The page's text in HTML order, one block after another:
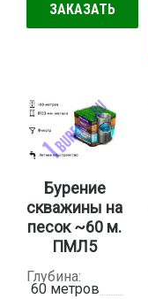
ЗАКАЗАТЬ
Бурение
скважины на
песок ~60 м.
ПМЛ5
Глубина:
60 метров